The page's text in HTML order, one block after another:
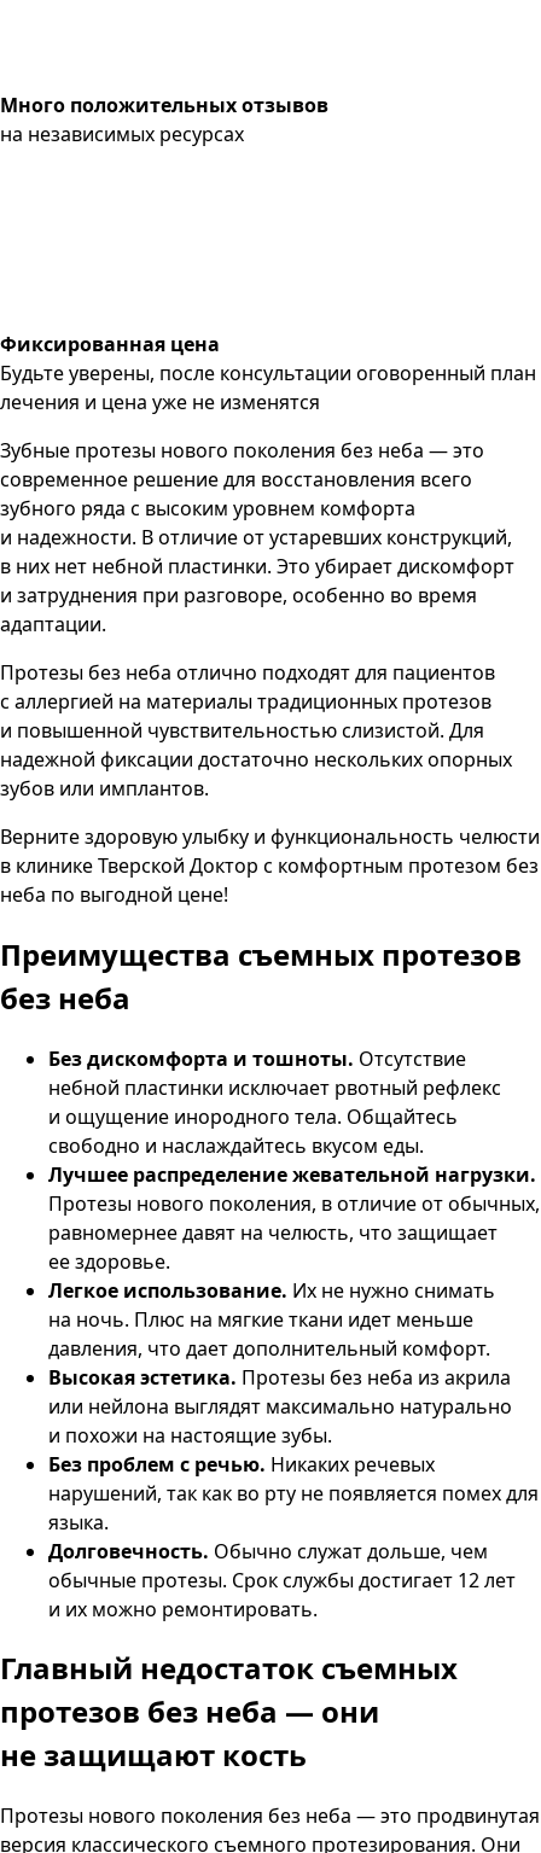
Много положительных отзывов
на независимых ресурсах
Фиксированная цена
Будьте уверены, после консультации оговоренный план
лечения и цена уже не изменятся
Зубные протезы нового поколения без неба — это
современное решение для восстановления всего
зубного ряда с высоким уровнем комфорта
и надежности. В отличие от устаревших конструкций,
в них нет небной пластинки. Это убирает дискомфорт
и затруднения при разговоре, особенно во время
адаптации.
Протезы без неба отлично подходят для пациентов
с аллергией на материалы традиционных протезов
и повышенной чувствительностью слизистой. Для
надежной фиксации достаточно нескольких опорных
зубов или имплантов.
Верните здоровую улыбку и функциональность челюсти
в клинике Тверской Доктор с комфортным протезом без
неба по выгодной цене!
Преимущества съемных протезов
без неба
Без дискомфорта и тошноты. Отсутствие
небной пластинки исключает рвотный рефлекс
и ощущение инородного тела. Общайтесь
свободно и наслаждайтесь вкусом еды.
Лучшее распределение жевательной нагрузки.
Протезы нового поколения, в отличие от обычных,
равномернее давят на челюсть, что защищает
ее здоровье.
Легкое использование. Их не нужно снимать
на ночь. Плюс на мягкие ткани идет меньше
давления, что дает дополнительный комфорт.
Высокая эстетика. Протезы без неба из акрила
или нейлона выглядят максимально натурально
и похожи на настоящие зубы.
Без проблем с речью. Никаких речевых
нарушений, так как во рту не появляется помех для
языка.
Долговечность. Обычно служат дольше, чем
обычные протезы. Срок службы достигает 12 лет
и их можно ремонтировать.
Главный недостаток съемных
протезов без неба — они
не защищают кость
Протезы нового поколения без неба — это продвинутая
версия классического съемного протезирования. Они